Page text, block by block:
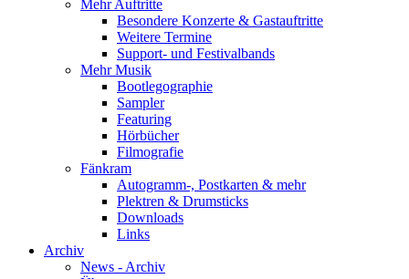
Mehr Auftritte
Besondere Konzerte & Gastauftritte
Weitere Termine
Support- und Festivalbands
Mehr Musik
Bootlegographie
Sampler
Featuring
Hörbücher
Filmografie
Fänkram
Autogramm-, Postkarten & mehr
Plektren & Drumsticks
Downloads
Links
Archiv
News - Archiv